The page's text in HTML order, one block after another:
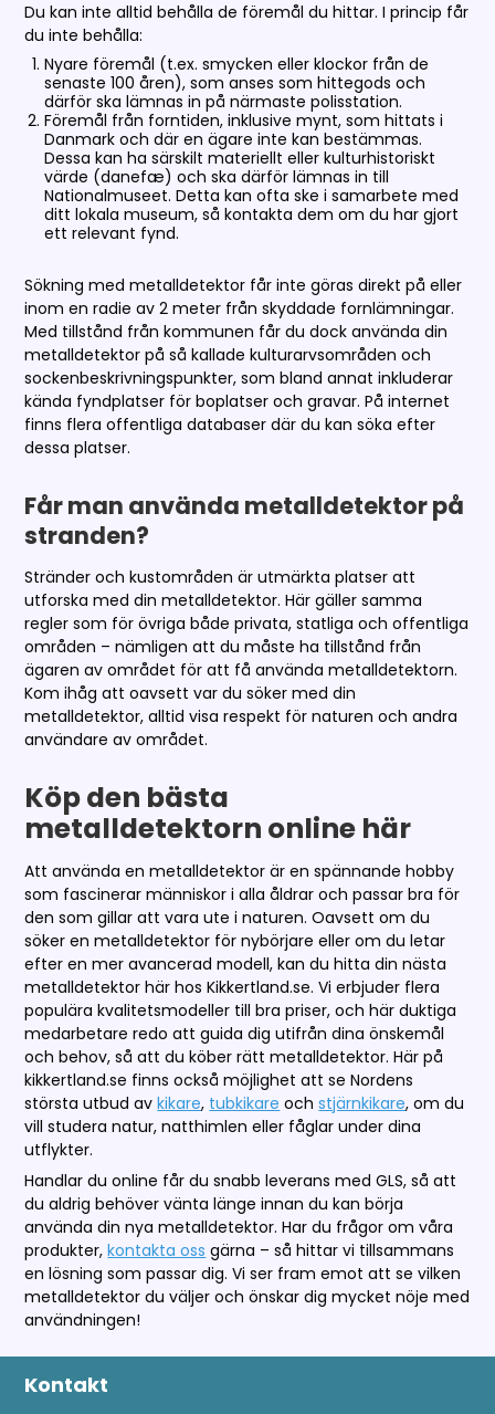
Du kan inte alltid behålla de föremål du hittar. I princip får
du inte behålla:
Nyare föremål (t.ex. smycken eller klockor från de
senaste 100 åren), som anses som hittegods och
därför ska lämnas in på närmaste polisstation.
Föremål från forntiden, inklusive mynt, som hittats i
Danmark och där en ägare inte kan bestämmas.
Dessa kan ha särskilt materiellt eller kulturhistoriskt
värde (danefæ) och ska därför lämnas in till
Nationalmuseet. Detta kan ofta ske i samarbete med
ditt lokala museum, så kontakta dem om du har gjort
ett relevant fynd.
Sökning med metalldetektor får inte göras direkt på eller
inom en radie av 2 meter från skyddade fornlämningar.
Med tillstånd från kommunen får du dock använda din
metalldetektor på så kallade kulturarvsområden och
sockenbeskrivningspunkter, som bland annat inkluderar
kända fyndplatser för boplatser och gravar. På internet
finns flera offentliga databaser där du kan söka efter
dessa platser.
Får man använda metalldetektor på
stranden?
Stränder och kustområden är utmärkta platser att
utforska med din metalldetektor. Här gäller samma
regler som för övriga både privata, statliga och offentliga
områden – nämligen att du måste ha tillstånd från
ägaren av området för att få använda metalldetektorn.
Kom ihåg att oavsett var du söker med din
metalldetektor, alltid visa respekt för naturen och andra
användare av området.
Köp den bästa
metalldetektorn online här
Att använda en metalldetektor är en spännande hobby
som fascinerar människor i alla åldrar och passar bra för
den som gillar att vara ute i naturen. Oavsett om du
söker en metalldetektor för nybörjare eller om du letar
efter en mer avancerad modell, kan du hitta din nästa
metalldetektor här hos Kikkertland.se. Vi erbjuder flera
populära kvalitetsmodeller till bra priser, och här duktiga
medarbetare redo att guida dig utifrån dina önskemål
och behov, så att du köber rätt metalldetektor. Här på
kikkertland.se finns också möjlighet att se Nordens
största utbud avkikare, tubkikare ochstjärnkikare, om du
vill studera natur, natthimlen eller fåglar under dina
utflykter.
Handlar du online får du snabb leverans med GLS, så att
du aldrig behöver vänta länge innan du kan börja
använda din nya metalldetektor. Har du frågor om våra
produkter,kontakta oss gärna – så hittar vi tillsammans
en lösning som passar dig. Vi ser fram emot att se vilken
metalldetektor du väljer och önskar dig mycket nöje med
användningen!
Kontakt